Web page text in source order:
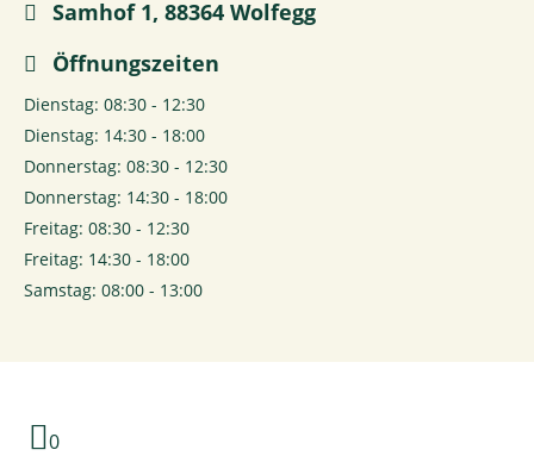
Samhof 1, 88364 Wolfegg
Öffnungszeiten
Dienstag: 08:30 - 12:30
Dienstag: 14:30 - 18:00
Donnerstag: 08:30 - 12:30
Donnerstag: 14:30 - 18:00
Freitag: 08:30 - 12:30
Freitag: 14:30 - 18:00
Samstag: 08:00 - 13:00
0